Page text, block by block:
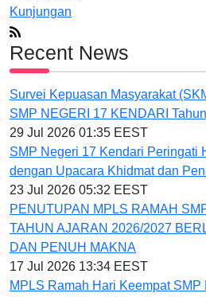
Kunjungan
Recent News
Survei Kepuasan Masyarakat
SMP NEGERI 17 KENDARI
29 Jul 2026 01:35 EEST
SMP Negeri 17 Kendari Peringati
dengan Upacara Khidmat dan
23 Jul 2026 05:32 EEST
PENUTUPAN MPLS RAMAH
TAHUN AJARAN 2026/2027
DAN PENUH MAKNA
17 Jul 2026 13:34 EEST
MPLS Ramah Hari Keempat